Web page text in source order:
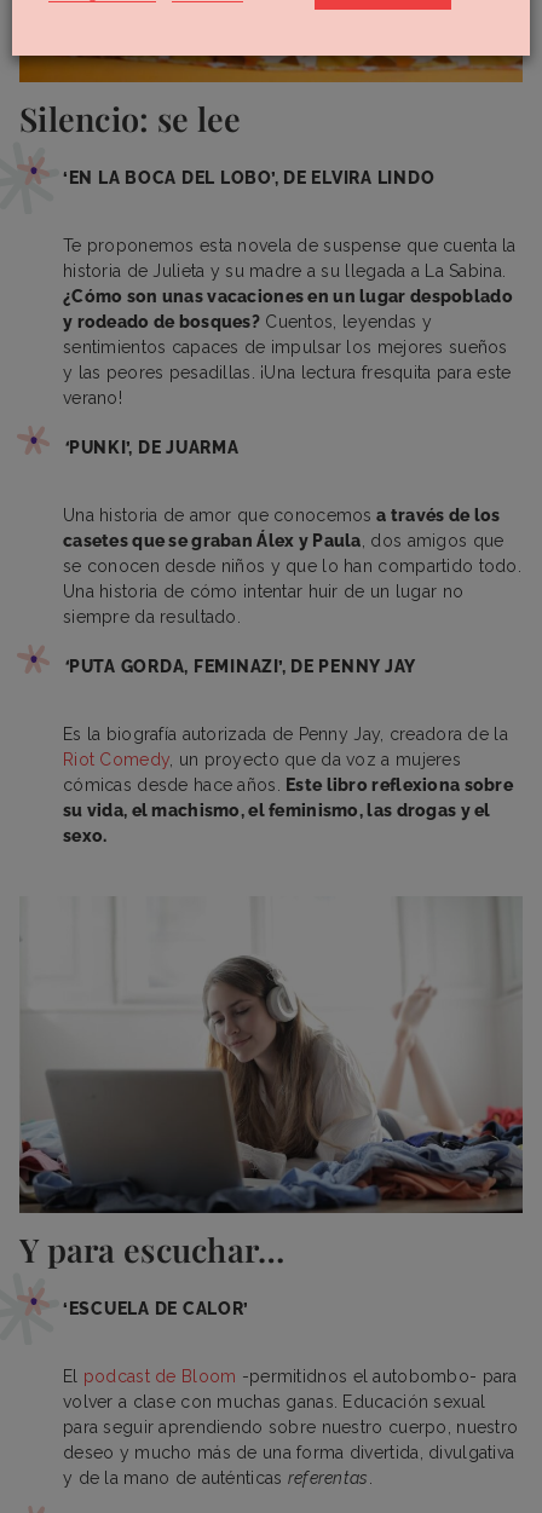
Silencio: se lee
‘EN LA BOCA DEL LOBO’, DE ELVIRA LINDO
Te proponemos esta novela de suspense que cuenta la
historia de Julieta y su madre a su llegada a La Sabina.
¿Cómo son unas vacaciones en un lugar despoblado
y rodeado de bosques? Cuentos, leyendas y
sentimientos capaces de impulsar los mejores sueños
y las peores pesadillas. ¡Una lectura fresquita para este
verano!
‘PUNKI’, DE JUARMA
Una historia de amor que conocemos a través de los
casetes que se graban Álex y Paula , dos amigos que
se conocen desde niños y que lo han compartido todo.
Una historia de cómo intentar huir de un lugar no
siempre da resultado.
‘PUTA GORDA, FEMINAZI’, DE PENNY JAY
Es la biografía autorizada de Penny Jay, creadora de la
Riot Comedy , un proyecto que da voz a mujeres
cómicas desde hace años.
Este libro reflexiona sobre
su vida, el machismo, el feminismo, las drogas y el
sexo.
Y para escuchar…
‘ESCUELA DE CALOR’
El podcast de Bloom -permitidnos el autobombo- para
volver a clase con muchas ganas. Educación sexual
para seguir aprendiendo sobre nuestro cuerpo, nuestro
deseo y mucho más de una forma divertida, divulgativa
y de la mano de auténticas referentas.